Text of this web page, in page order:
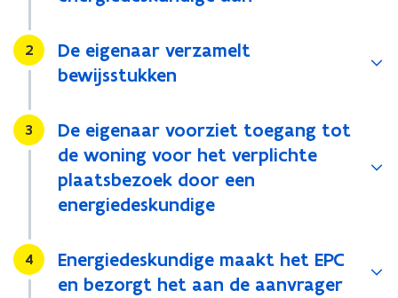
Stap
2
De eigenaar verzamelt
bewijsstukken
Stap
3
De eigenaar voorziet toegang tot
de woning voor het verplichte
plaatsbezoek door een
energiedeskundige
Stap
4
Energiedeskundige maakt het EPC
en bezorgt het aan de aanvrager